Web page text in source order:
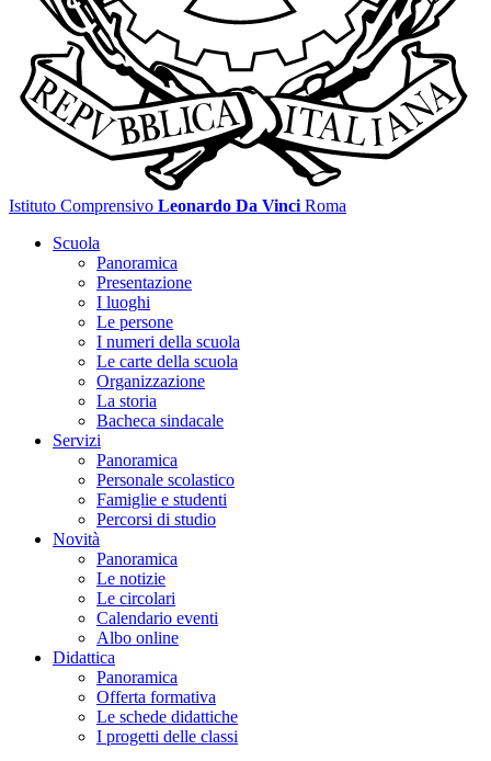
Istituto Comprensivo Leonardo Da Vinci Roma
Scuola
Panoramica
Presentazione
I luoghi
Le persone
I numeri della scuola
Le carte della scuola
Organizzazione
La storia
Bacheca sindacale
Servizi
Panoramica
Personale scolastico
Famiglie e studenti
Percorsi di studio
Novità
Panoramica
Le notizie
Le circolari
Calendario eventi
Albo online
Didattica
Panoramica
Offerta formativa
Le schede didattiche
I progetti delle classi